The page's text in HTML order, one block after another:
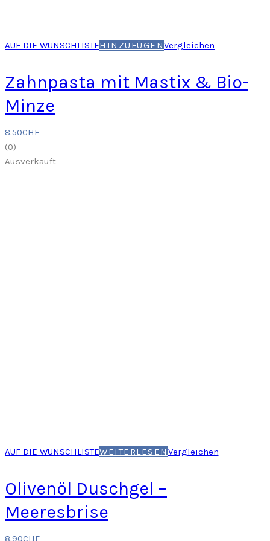
AUF DIE WUNSCHLISTEHINZUFÜGENVergleichen
Zahnpasta mit Mastix & Bio-
Minze
8.50CHF
(0)
Ausverkauft
AUF DIE WUNSCHLISTEWEITERLESEN Vergleichen
Olivenöl Duschgel –
Meeresbrise
8.90CHF